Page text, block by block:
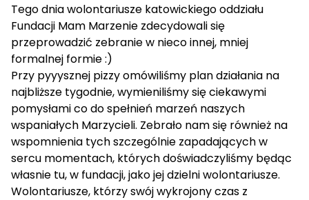
Tego dnia wolontariusze katowickiego oddziału
Fundacji Mam Marzenie zdecydowali się
przeprowadzić zebranie w nieco innej, mniej
formalnej formie :)
Przy pyyysznej pizzy omówiliśmy plan działania na
najbliższe tygodnie, wymieniliśmy się ciekawymi
pomysłami co do spełnień marzeń naszych
wspaniałych Marzycieli. Zebrało nam się również na
wspomnienia tych szczególnie zapadających w
sercu momentach, których doświadczyliśmy będąc
własnie tu, w fundacji, jako jej dzielni wolontariusze.
Wolontariusze, którzy swój wykrojony czas z